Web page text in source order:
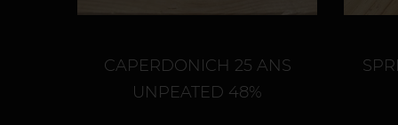
CAPERDONICH 25 ANS
UNPEATED 48%